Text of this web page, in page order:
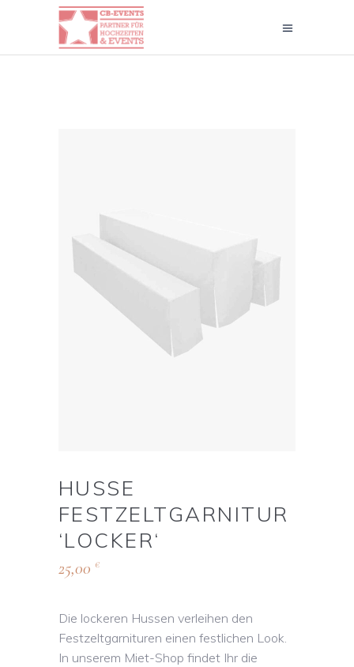
HUSSE
FESTZELTGARNITUR
‘LOCKER‘
25,00 €
Die lockeren Hussen verleihen den
Festzeltgarnituren einen festlichen Look.
In unserem Miet-Shop findet Ihr die